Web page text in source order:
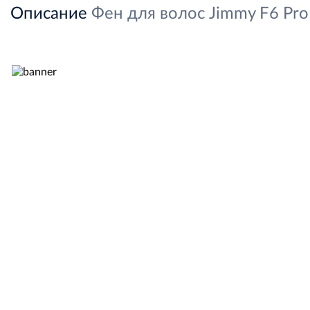
Описание Фен для волос Jimmy F6